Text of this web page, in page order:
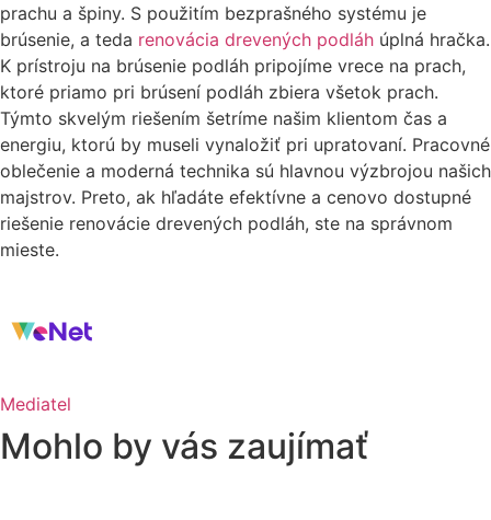
prachu a špiny. S použitím bezprašného systému je
brúsenie, a teda renovácia drevených podláh úplná hračka.
K prístroju na brúsenie podláh pripojíme vrece na prach,
ktoré priamo pri brúsení podláh zbiera všetok prach.
Týmto skvelým riešením šetríme našim klientom čas a
energiu, ktorú by museli vynaložiť pri upratovaní. Pracovné
oblečenie a moderná technika sú hlavnou výzbrojou našich
majstrov. Preto, ak hľadáte efektívne a cenovo dostupné
riešenie renovácie drevených podláh, ste na správnom
mieste.
Mediatel
Mohlo by vás zaujímať